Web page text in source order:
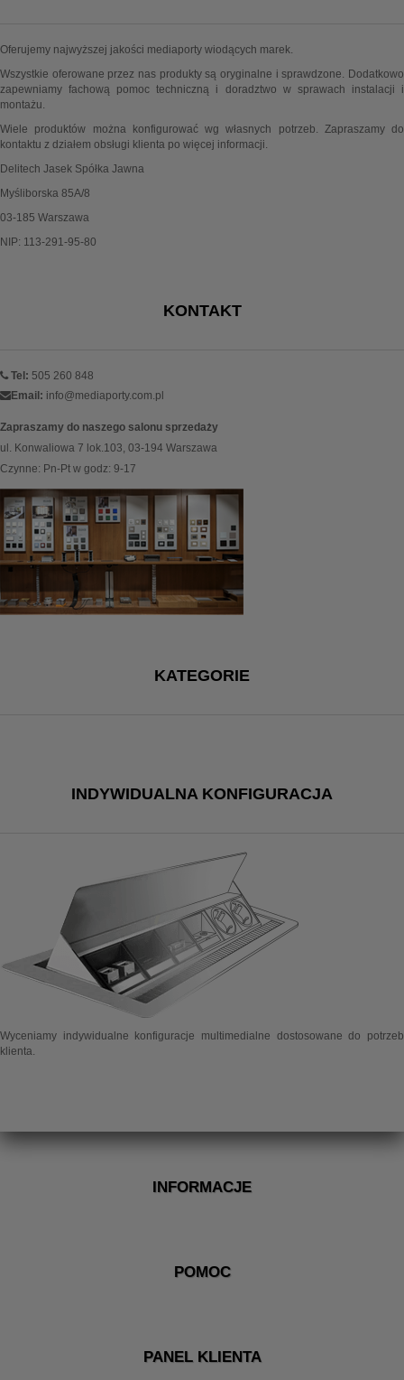
Oferujemy najwyższej jakości mediaporty wiodących marek.
Wszystkie oferowane przez nas produkty są oryginalne i sprawdzone. Dodatkowo
zapewniamy fachową pomoc techniczną i doradztwo w sprawach instalacji i
montażu.
Wiele produktów można konfigurować wg własnych potrzeb. Zapraszamy do
kontaktu z działem obsługi klienta po więcej informacji.
Delitech Jasek Spółka Jawna
Myśliborska 85A/8
03-185 Warszawa
NIP: 113-291-95-80
KONTAKT
Tel: 505 260 848
Email: info@mediaporty.com.pl
Zapraszamy do naszego salonu sprzedaży
ul. Konwaliowa 7 lok.103, 03-194 Warszawa
Czynne: Pn-Pt w godz: 9-17
KATEGORIE
INDYWIDUALNA KONFIGURACJA
Wyceniamy indywidualne konfiguracje multimedialne dostosowane do potrzeb
klienta.
INFORMACJE
POMOC
PANEL KLIENTA